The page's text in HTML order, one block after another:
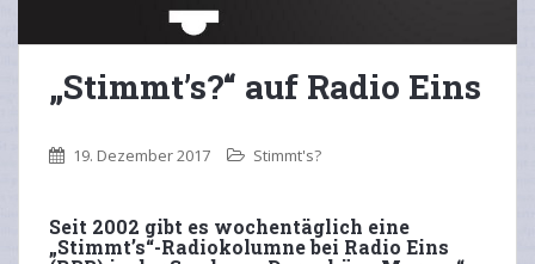
„Stimmt’s?“ auf Radio Eins
19. Dezember 2017 Stimmt's?
Seit 2002 gibt es wochentäglich eine
„Stimmt’s“-Radiokolumne bei Radio Eins